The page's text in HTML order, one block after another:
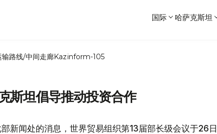
国际 哈萨克斯坦
路线/中间走廊Kazinform-105
斯坦倡导推动投资合作
新闻处的消息，世界贸易组织第13届部长级会议于26日